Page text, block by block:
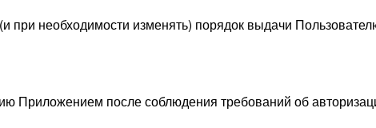
при необходимости изменять) порядок выдачи
Приложением после соблюдения требований об